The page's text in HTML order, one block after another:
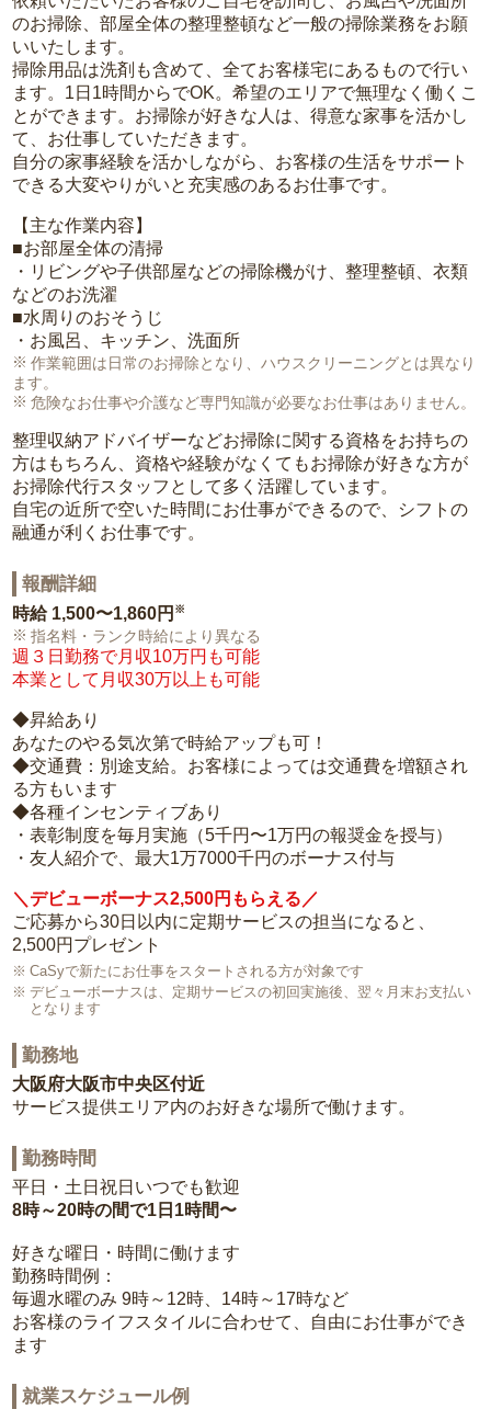
のお掃除、部屋全体の整理整頓など一般の掃除業務をお願
いいたします。
掃除用品は洗剤も含めて、全てお客様宅にあるもので行い
ます。1日1時間からでOK。希望のエリアで無理なく働くこ
とができます。お掃除が好きな人は、得意な家事を活かし
て、お仕事していただきます。
自分の家事経験を活かしながら、お客様の生活をサポート
できる大変やりがいと充実感のあるお仕事です。
【主な作業内容】
■お部屋全体の清掃
・リビングや子供部屋などの掃除機がけ、整理整頓、衣類
などのお洗濯
■水周りのおそうじ
・お風呂、キッチン、洗面所
作業範囲は日常のお掃除となり、ハウスクリーニングとは異なり
ます。
危険なお仕事や介護など専門知識が必要なお仕事はありません。
整理収納アドバイザーなどお掃除に関する資格をお持ちの
方はもちろん、資格や経験がなくてもお掃除が好きな方が
お掃除代行スタッフとして多く活躍しています。
自宅の近所で空いた時間にお仕事ができるので、シフトの
融通が利くお仕事です。
報酬詳細
時給 1,500〜1,860円 ※
指名料・ランク時給により異なる
週３日勤務で月収10万円も可能
本業として月収30万以上も可能
◆昇給あり
あなたのやる気次第で時給アップも可！
◆交通費：別途支給。お客様によっては交通費を増額され
る方もいます
◆各種インセンティブあり
・表彰制度を毎月実施（5千円〜1万円の報奨金を授与）
・友人紹介で、最大1万7000千円のボーナス付与
＼デビューボーナス2,500円もらえる／
ご応募から30日以内に定期サービスの担当になると、
2,500円プレゼント
CaSyで新たにお仕事をスタートされる方が対象です
デビューボーナスは、定期サービスの初回実施後、翌々月末お支払い
となります
勤務地
大阪府大阪市中央区付近
サービス提供エリア内のお好きな場所で働けます。
勤務時間
平日・土日祝日いつでも歓迎
8時～20時の間で1日1時間〜
好きな曜日・時間に働けます
勤務時間例：
毎週水曜のみ 9時～12時、14時～17時など
お客様のライフスタイルに合わせて、自由にお仕事ができ
ます
就業スケジュール例